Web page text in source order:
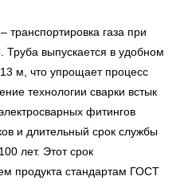
транспортировка газа при
выпускается в удобном
м, что упрощает процесс
технологии сварки встык
фитингов
и длительный срок службы
лет. Этот срок
продукта стандартам ГОСТ